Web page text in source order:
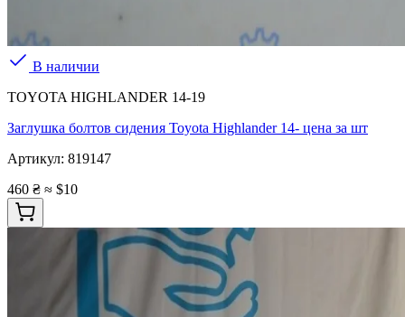
В наличии
TOYOTA HIGHLANDER 14-19
Заглушка болтов сидения Toyota Highlander 14- цена за шт
Артикул: 819147
460 ₴ ≈ $10